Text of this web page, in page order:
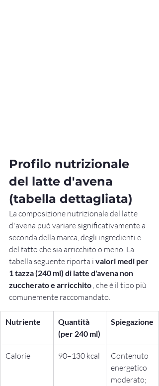
Profilo nutrizionale
del latte d'avena
(tabella dettagliata)
La composizione nutrizionale del latte
d'avena può variare significativamente a
seconda della marca, degli ingredienti e
del fatto che sia arricchito o meno. La
tabella seguente riporta i valori medi per
1 tazza (240 ml) di latte d'avena non
zuccherato e arricchito , che è il tipo più
comunemente raccomandato.
Nutriente
Quantità
(per 240 ml)
Spiegazione
Calorie 90–130 kcal
Contenuto
energetico
moderato;